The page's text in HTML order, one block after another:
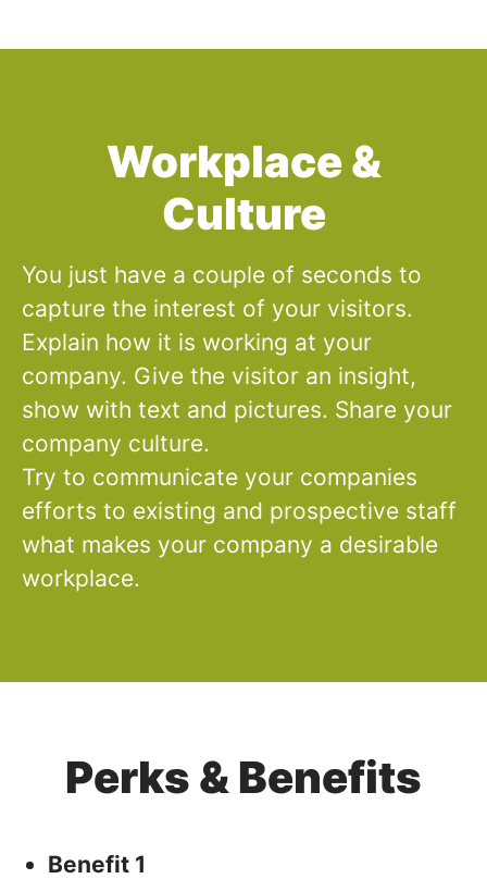
Workplace &
Culture
You just have a couple of seconds to
capture the interest of your visitors.
Explain how it is working at your
company. Give the visitor an insight,
show with text and pictures. Share your
company culture.
Try to communicate your companies
efforts to existing and prospective staff
what makes your company a desirable
workplace.
Perks & Benefits
Benefit 1